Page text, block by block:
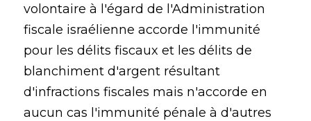
volontaire à l'égard de l'Administration
fiscale israélienne accorde l'immunité
pour les délits fiscaux et les délits de
blanchiment d'argent résultant
d'infractions fiscales mais n'accorde en
aucun cas l'immunité pénale à d'autres